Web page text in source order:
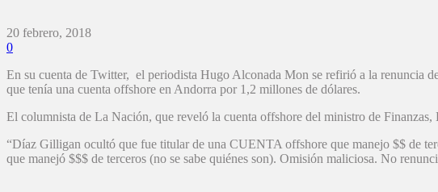
20 febrero, 2018
0
En su cuenta de Twitter, el periodista Hugo Alconada Mon se refirió a la renuncia
que tenía una cuenta offshore en Andorra por 1,2 millones de dólares.
El columnista de La Nación, que reveló la cuenta offshore del ministro de Finanzas,
“Díaz Gilligan ocultó que fue titular de una CUENTA offshore que manejo $$ de
que manejó $$$ de terceros (no se sabe quiénes son). Omisión maliciosa. No